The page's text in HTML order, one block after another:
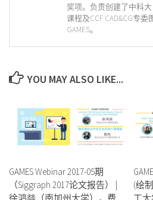
奖项。负责创建了中科
课程及CCF CAD&CG专
GAMES。
YOU MAY ALSO LIKE...
GAMES Webinar 2017-05期
（Siggraph 2017论文报告） |
(绘